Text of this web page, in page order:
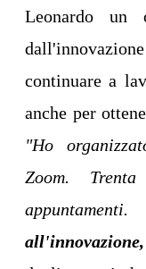
Leonardo un
continuare a
anche per
"Ho
Zoom.
appuntamenti.